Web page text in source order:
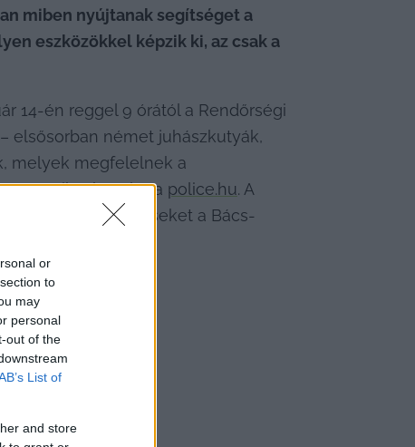
or
to
may
personal
out of the
List of
and store
miben nyújtanak segítséget a
eszközökkel képzik ki, az csak a
14-én reggel 9 órától a Rendőrségi
elsősorban német juhászkutyák,
történik – közölte a police.hu. A
tett fel kérdéseket a Bács-
válaszolt.
a hatóság?